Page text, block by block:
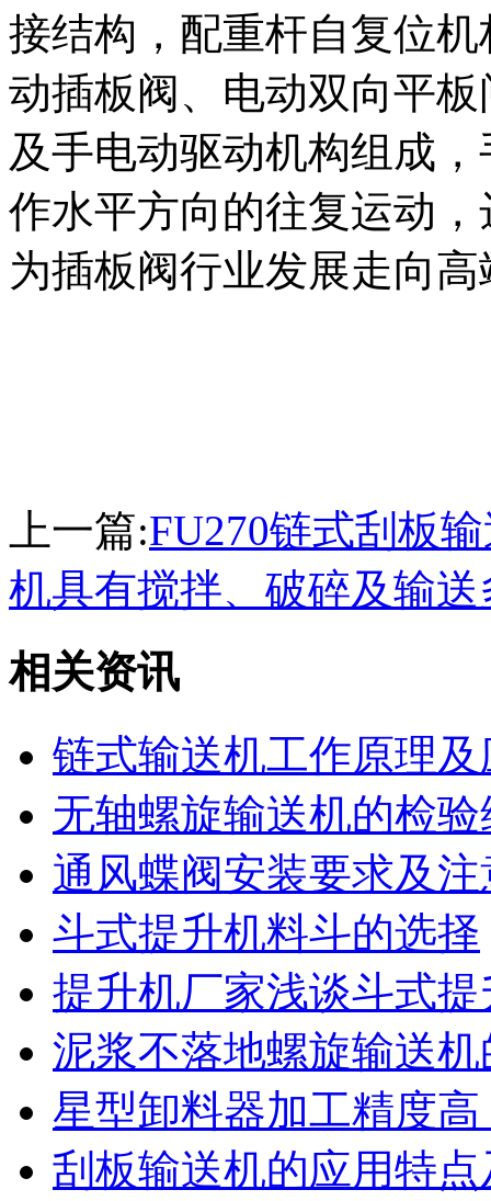
接结构，配重杆自复位
动插板阀、电动双向平
及手电动驱动机构组成
作水平方向的往复运动
为插板阀行业发展走向
上一篇:FU270链式刮板
机具有搅拌、破碎及输
相关资讯
链式输送机工作原理
无轴螺旋输送机的检验
通风蝶阀安装要求及
斗式提升机料斗的选择
提升机厂家浅谈斗式
泥浆不落地螺旋输送
星型卸料器加工精度
刮板输送机的应用特